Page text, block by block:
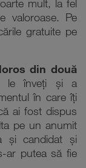
mult, la fel
valoroase. Pe
gratuite pe
din două
le înveți și a
în care îți
ai fost dispus
pe un anumit
și candidat și
ar putea să fie